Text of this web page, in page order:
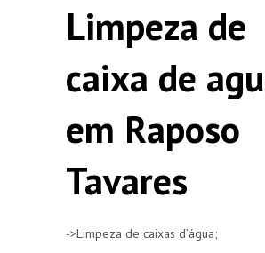
Limpeza de
caixa de
em Raposo
Tavares
->Limpeza de caixas d’água;